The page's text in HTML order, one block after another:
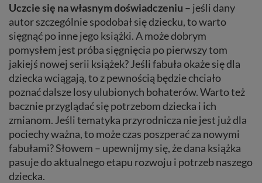
Uczcie się na własnym doświadczeniu – jeśli dany
autor szczególnie spodobał się dziecku, to warto
sięgnąć po inne jego książki. A może dobrym
pomysłem jest próba sięgnięcia po pierwszy tom
jakiejś nowej serii książek? Jeśli fabuła okaże się dla
dziecka wciągają, to z pewnością będzie chciało
poznać dalsze losy ulubionych bohaterów. Warto też
bacznie przyglądać się potrzebom dziecka i ich
zmianom. Jeśli tematyka przyrodnicza nie jest już dla
pociechy ważna, to może czas poszperać za nowymi
fabułami? Słowem – upewnijmy się, że dana książka
pasuje do aktualnego etapu rozwoju i potrzeb naszego
dziecka.